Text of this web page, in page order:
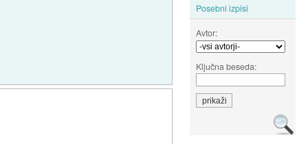
Posebni izpisi
Avtor:
Ključna beseda: